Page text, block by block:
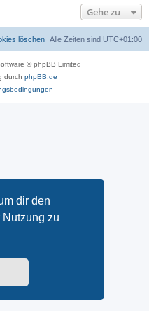
dir den
zu
Gehe zu
Alle Zeiten sind UTC+01:00
löschen
© phpBB Limited
durch phpBB.de